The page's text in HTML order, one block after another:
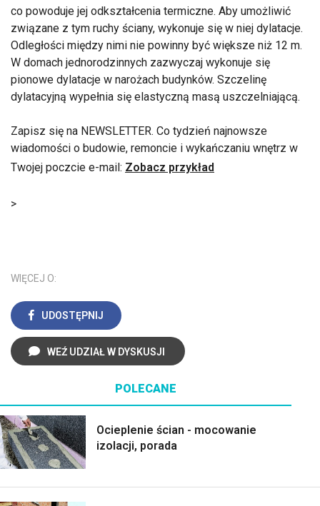
co powoduje jej odkształcenia termiczne. Aby umożliwić
związane z tym ruchy ściany, wykonuje się w niej dylatacje.
Odległości między nimi nie powinny być większe niż 12 m.
W domach jednorodzinnych zazwyczaj wykonuje się
pionowe dylatacje w narożach budynków. Szczelinę
dylatacyjną wypełnia się elastyczną masą uszczelniającą.
Zapisz się na NEWSLETTER. Co tydzień najnowsze
wiadomości o budowie, remoncie i wykańczaniu wnętrz w
Twojej poczcie e-mail: Zobacz przykład
>
WIĘCEJ O:
UDOSTĘPNIJ
WEŹ UDZIAŁ W DYSKUSJI
POLECANE
Ocieplenie ścian - mocowanie
izolacji, porada